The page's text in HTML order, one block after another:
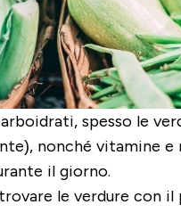
spesso le
nonché vitamine
il giorno.
le verdure con